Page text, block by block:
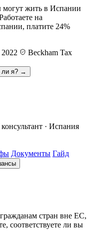
могут жить в Испании
на
платите 24%
Beckham Tax
ли я? →
· Испания
Документы Гайд
стран вне ЕС,
соответствуете ли вы